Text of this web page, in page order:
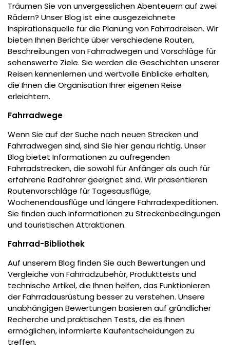
Träumen Sie von unvergesslichen Abenteuern auf zwei
Rädern? Unser Blog ist eine ausgezeichnete
Inspirationsquelle für die Planung von Fahrradreisen. Wir
bieten Ihnen Berichte über verschiedene Routen,
Beschreibungen von Fahrradwegen und Vorschläge für
sehenswerte Ziele. Sie werden die Geschichten unserer
Reisen kennenlernen und wertvolle Einblicke erhalten,
die Ihnen die Organisation Ihrer eigenen Reise
erleichtern.
Fahrradwege
Wenn Sie auf der Suche nach neuen Strecken und
Fahrradwegen sind, sind Sie hier genau richtig. Unser
Blog bietet Informationen zu aufregenden
Fahrradstrecken, die sowohl für Anfänger als auch für
erfahrene Radfahrer geeignet sind. Wir präsentieren
Routenvorschläge für Tagesausflüge,
Wochenendausflüge und längere Fahrradexpeditionen.
Sie finden auch Informationen zu Streckenbedingungen
und touristischen Attraktionen.
Fahrrad-Bibliothek
Auf unserem Blog finden Sie auch Bewertungen und
Vergleiche von Fahrradzubehör, Produkttests und
technische Artikel, die Ihnen helfen, das Funktionieren
der Fahrradausrüstung besser zu verstehen. Unsere
unabhängigen Bewertungen basieren auf gründlicher
Recherche und praktischen Tests, die es Ihnen
ermöglichen, informierte Kaufentscheidungen zu
treffen.